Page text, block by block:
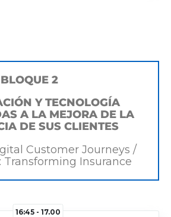
BLOQUE 2
Y TECNOLOGÍA
A LA MEJORA DE LA
DE SUS CLIENTES
Journeys /
Transforming Insurance
16:45 - 17.00